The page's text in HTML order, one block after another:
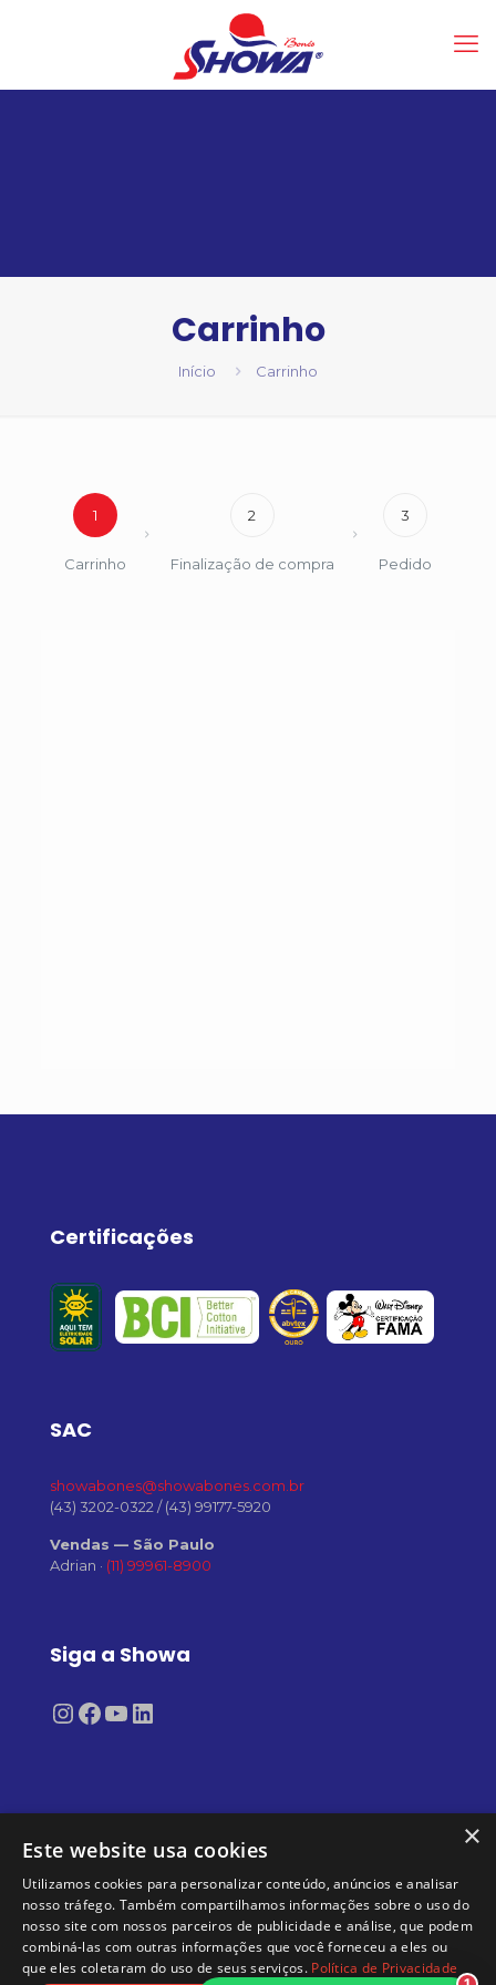
Carrinho
Início Carrinho
1
Carrinho
2
Finalização de compra
3
Pedido
Certificações
SAC
showabones@showabones.com.br
(43) 3202-0322 /(43) 99177-5920
Vendas — São Paulo
Adrian · (11) 99961-8900
Siga a Showa
Instagram
Facebook
Youtube
LinkedIn
Showa Confecções LTDA | CNPJ: 02.637.178/0001-73 |
Todos direitos reservados 2026 |Termo de Uso e
Política de Privacidade
×
Este website usa cookies
Utilizamos cookies para personalizar conteúdo, anúncios e analisar
nosso tráfego. Também compartilhamos informações sobre o uso do
nosso site com nossos parceiros de publicidade e análise, que podem
combiná-las com outras informações que você forneceu a eles ou
que eles coletaram do uso de seus serviços. Política de Privacidade